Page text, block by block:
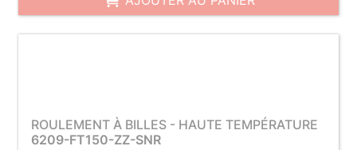
ROULEMENT À BILLES - HAUTE TEMPÉRATURE
6209-FT150-ZZ-SNR